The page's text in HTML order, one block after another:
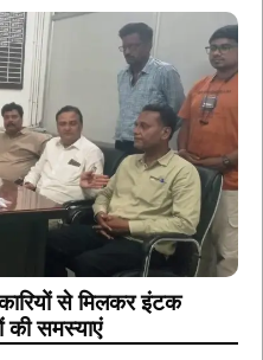
से मिलकर इंटक
की समस्याएं